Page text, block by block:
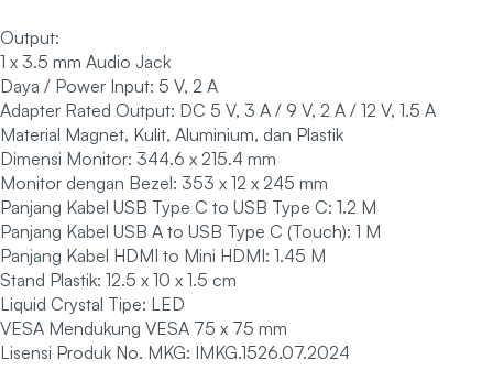
Output:
1 x 3.5 mm Audio Jack
Daya / Power Input: 5 V, 2 A
Adapter Rated Output: DC 5 V, 3 A / 9 V, 2 A / 12 V, 1.5 A
Material Magnet, Kulit, Aluminium, dan Plastik
Dimensi Monitor: 344.6 x 215.4 mm
Monitor dengan Bezel: 353 x 12 x 245 mm
Panjang Kabel USB Type C to USB Type C: 1.2 M
Panjang Kabel USB A to USB Type C (Touch): 1 M
Panjang Kabel HDMI to Mini HDMI: 1.45 M
Stand Plastik: 12.5 x 10 x 1.5 cm
Liquid Crystal Tipe: LED
VESA Mendukung VESA 75 x 75 mm
Lisensi Produk No. MKG: IMKG.1526.07.2024